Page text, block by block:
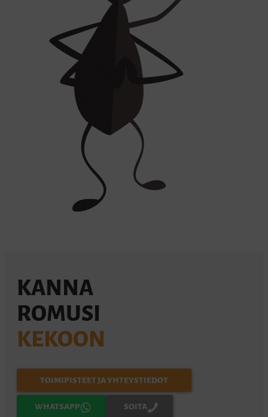
KANNA
ROMUSI
KEKOON
TOIMIPISTEET JA YHTEYSTIEDOT
WHATSAPP SOITA